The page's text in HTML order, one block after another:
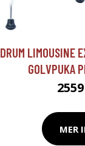
DRUM LIMOUSINE
GOLVPUKA
MER